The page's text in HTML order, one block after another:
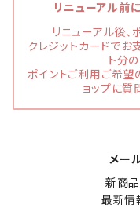
リニューアル前
リニューアル後、
クレジットカードでお
ト分
ポイントご利用ご希望
ョップに質
メー
新商
最新情